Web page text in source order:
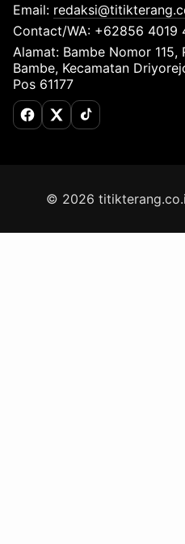
Email:
Contact/WA: +62856 4019
Alamat: Bambe Nomor 115,
Bambe, Kecamatan
Pos 61177
Facebook
X (Twitter)
TikTok
© 2026